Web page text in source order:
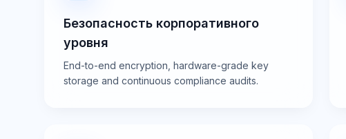
Безопасность корпоративного
уровня
End-to-end encryption, hardware-grade key
storage and continuous compliance audits.